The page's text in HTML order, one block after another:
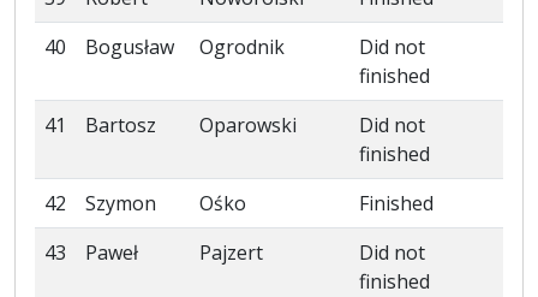
40
Bogusław Ogrodnik
Did not
finished
41
Bartosz Oparowski
Did not
finished
42
Szymon Ośko
Finished
43
Paweł Pajzert
Did not
finished